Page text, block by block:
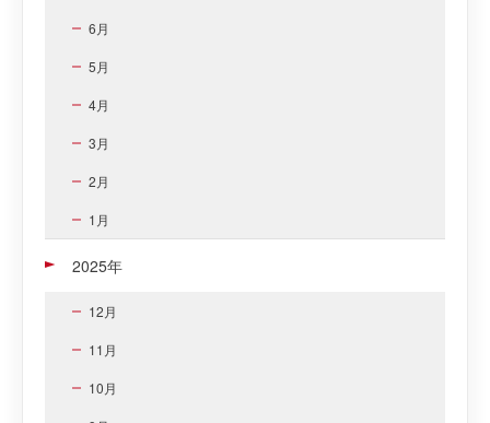
6月
5月
4月
3月
2月
1月
2025年
12月
11月
10月